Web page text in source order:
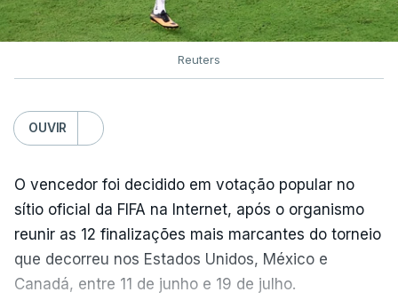
Reuters
OUVIR
O vencedor foi decidido em votação popular no
sítio oficial da FIFA na Internet, após o organismo
reunir as 12 finalizações mais marcantes do torneio
que decorreu nos Estados Unidos, México e
Canadá, entre 11 de junho e 19 de julho.